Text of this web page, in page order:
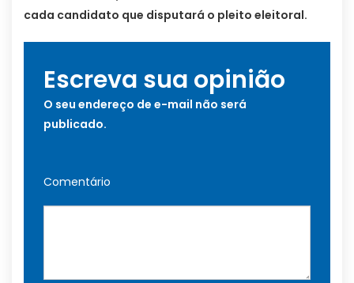
cada candidato que disputará o pleito eleitoral.
Escreva sua opinião
O seu endereço de e-mail não será
publicado.
Comentário